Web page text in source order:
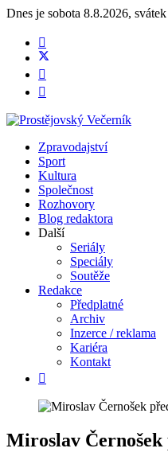
Dnes je sobota 8.8.2026,
Zpravodajství
Sport
Kultura
Společnost
Rozhovory
Blog redaktora
Další
Seriály
Speciály
Soutěže
Redakce
Předplatné
Archiv
Inzerce / reklama
Kariéra
Kontakt
Miroslav Černošek